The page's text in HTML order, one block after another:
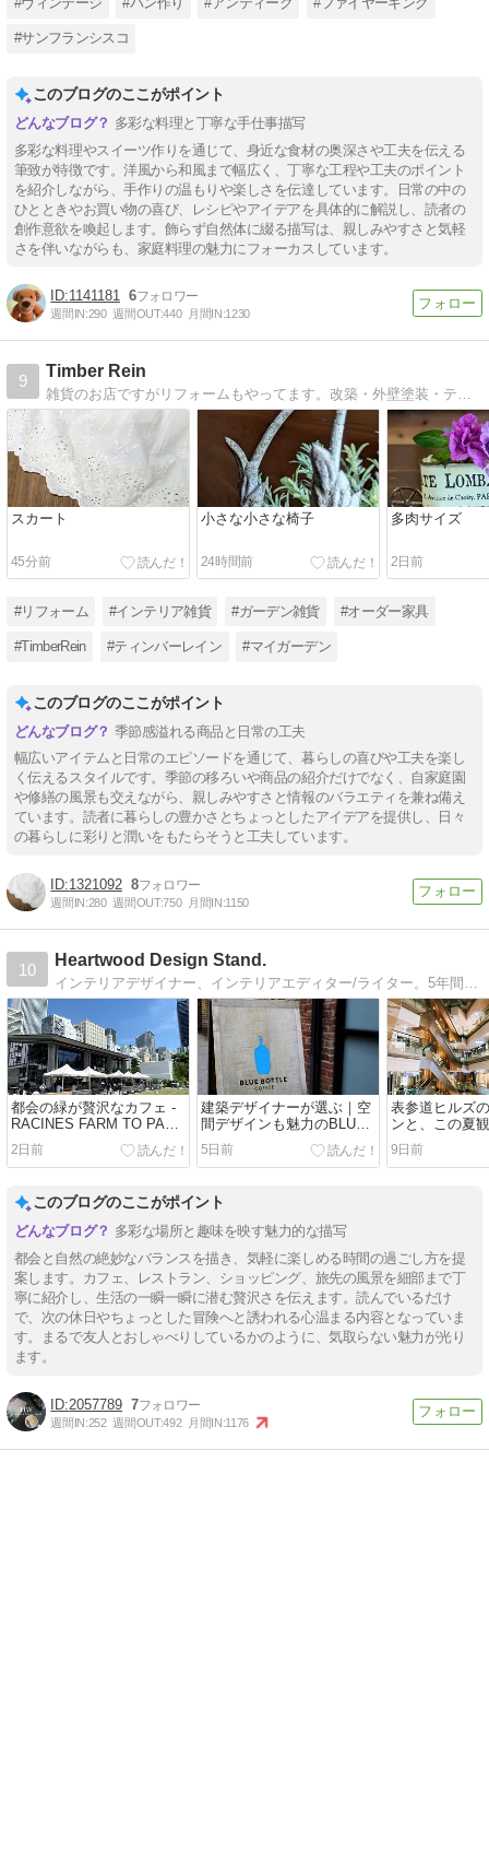
#サンフランシスコ
このブログのここがポイント
多彩な料理と丁寧な手仕事描写
多彩な料理やスイーツ作りを通じて、身近な食材の奥深さや工夫を伝える
筆致が特徴です。洋風から和風まで幅広く、丁寧な工程や工夫のポイント
を紹介しながら、手作りの温もりや楽しさを伝達しています。日常の中の
ひとときやお買い物の喜び、レシピやアイデアを具体的に解説し、読者の
創作意欲を喚起します。飾らず自然体に綴る描写は、親しみやすさと気軽
さを伴いながらも、家庭料理の魅力にフォーカスしています。
1141181 6
週間IN:290 週間OUT:440 月間IN:1230
9
Timber Rein
雑貨のお店ですがリフォームもやってます。改築・外壁塗装・テラス、カーポートなど・水回りもご相談くださいませ。
スカート
45分前
小さな小さな椅子
24時間前
多肉サイズ
2日前
#リフォーム #インテリア雑貨 #ガーデン雑貨 #オーダー家具
#TimberRein #ティンバーレイン #マイガーデン
このブログのここがポイント
季節感溢れる商品と日常の工夫
幅広いアイテムと日常のエピソードを通じて、暮らしの喜びや工夫を楽し
く伝えるスタイルです。季節の移ろいや商品の紹介だけでなく、自家庭園
や修繕の風景も交えながら、親しみやすさと情報のバラエティを兼ね備え
ています。読者に暮らしの豊かさとちょっとしたアイデアを提供し、日々
の暮らしに彩りと潤いをもたらそうと工夫しています。
1321092 8
週間IN:280 週間OUT:750 月間IN:1150
10
Heartwood Design Stand.
都会の緑が贅沢なカフェ -
RACINES FARM TO PARK
池袋- / Art&Architecture＃
603
2日前
建築デザイナーが選ぶ｜空
間デザインも魅力のBLUE
BOTTLE COFFEE /
Art&Architecture＃602
5日前
表参道ヒルズ
ンと、この夏
ラマ /
601
9日前
このブログのここがポイント
多彩な場所と趣味を映す魅力的な描写
都会と自然の絶妙なバランスを描き、気軽に楽しめる時間の過ごし方を提
案します。カフェ、レストラン、ショッピング、旅先の風景を細部まで丁
寧に紹介し、生活の一瞬一瞬に潜む贅沢さを伝えます。読んでいるだけ
で、次の休日やちょっとした冒険へと誘われる心温まる内容となっていま
す。まるで友人とおしゃべりしているかのように、気取らない魅力が光り
ます。
2057789 7
週間IN:252 週間OUT:492 月間IN:1176